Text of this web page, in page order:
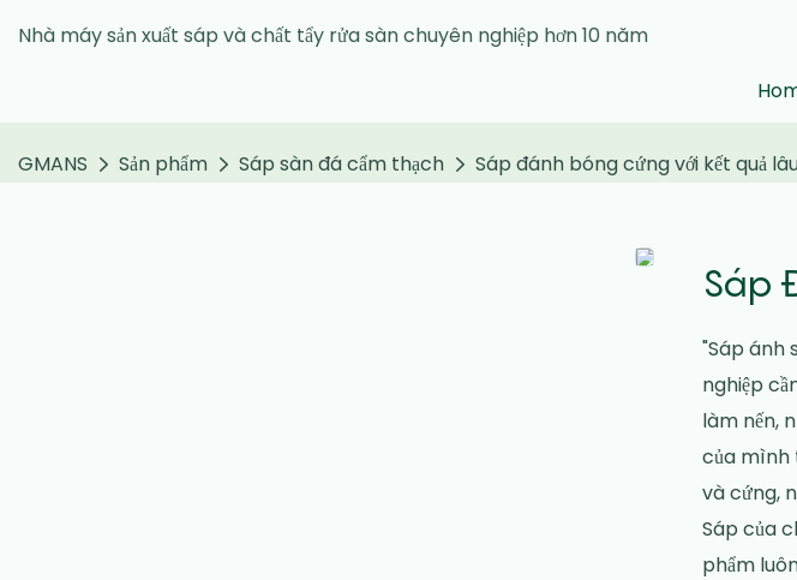
Nhà máy sản xuất sáp và chất tẩy rửa sàn chuyên nghiệp hơn 10 năm
GMANS Sản phẩm Sáp sàn đá cẩm thạch Sáp đánh bóng cứng với kết quả
Sáp
"Sáp ánh
nghiệp
làm nến,
của mình
và cứng,
Sáp của
phẩm